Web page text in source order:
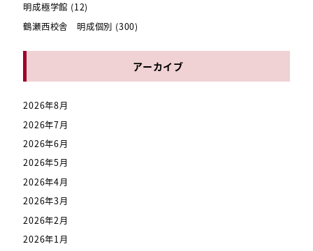
明成極学館 (12)
鶴瀬西校舎 明成個別 (300)
アーカイブ
2026年8月
2026年7月
2026年6月
2026年5月
2026年4月
2026年3月
2026年2月
2026年1月